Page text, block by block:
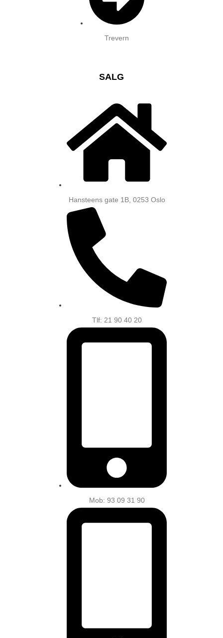
Trevern
SALG
Hansteens gate 1B, 0253 Oslo
Tlf: 21 90 40 20
Mob: 93 09 31 90